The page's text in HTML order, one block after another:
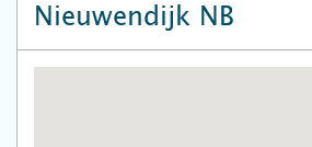
Nieuwendijk NB